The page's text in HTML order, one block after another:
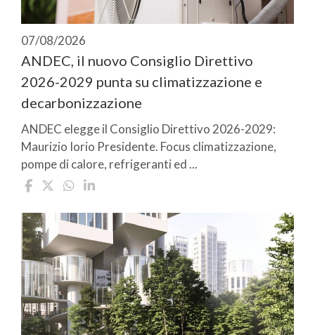
07/08/2026
ANDEC, il nuovo Consiglio Direttivo
2026-2029 punta su climatizzazione e
decarbonizzazione
ANDEC elegge il Consiglio Direttivo 2026-2029:
Maurizio Iorio Presidente. Focus climatizzazione,
pompe di calore, refrigeranti ed ...